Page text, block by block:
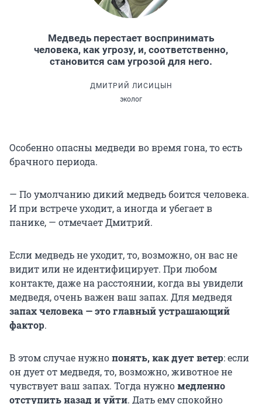
Медведь перестает воспринимать
человека, как угрозу, и, соответственно,
становится сам угрозой для него.
ДМИТРИЙ ЛИСИЦЫН
эколог
Особенно опасны медведи во время гона, то есть
брачного периода.
— По умолчанию дикий медведь боится человека.
И при встрече уходит, а иногда и убегает в
панике, — отмечает Дмитрий.
Если медведь не уходит, то, возможно, он вас не
видит или не идентифицирует. При любом
контакте, даже на расстоянии, когда вы увидели
медведя, очень важен ваш запах. Для медведя
запах человека — это главный устрашающий
фактор.
В этом случае нужнопонять, как дует ветер: если
он дует от медведя, то, возможно, животное не
чувствует ваш запах. Тогда нужномедленно
отступить назад и уйти. Дать ему спокойно